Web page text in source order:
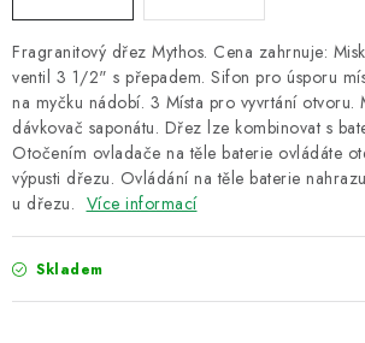
Fragranitový dřez Mythos. Cena zahrnuje:
ventil 3 1/2" s přepadem. Sifon pro úsporu
na myčku nádobí. 3 Místa pro vyvrtání otvoru.
dávkovač saponátu. Dřez lze kombinovat s
Otočením ovladače na těle baterie ovládáte
výpusti dřezu. Ovládání na těle baterie
u dřezu. Více informací
Skladem